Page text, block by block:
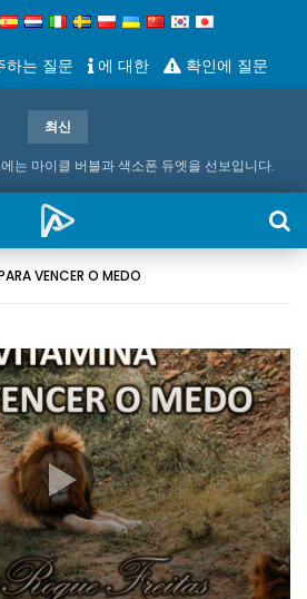
하는 질문 에 대한 확인에 질문
최신
는 마이클 버블과 색소폰 듀엣을 선보입니다.
VENCER O MEDO